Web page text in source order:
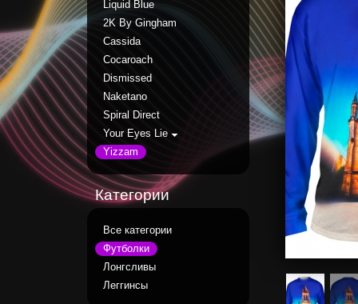
Liquid Blue
2K By Gingham
Cassida
Cocaroach
Dismissed
Naketano
Spiral Direct
Your Eyes Lie
Yizzam
Категории
Все категории
Футболки
Лонгсливы
Леггинсы